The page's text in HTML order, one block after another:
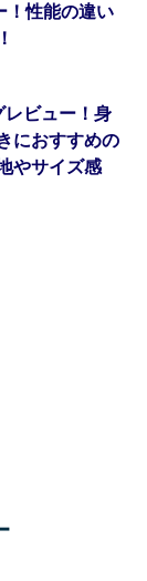
！性能の違い
ビュー！身
におすすめの
やサイズ感